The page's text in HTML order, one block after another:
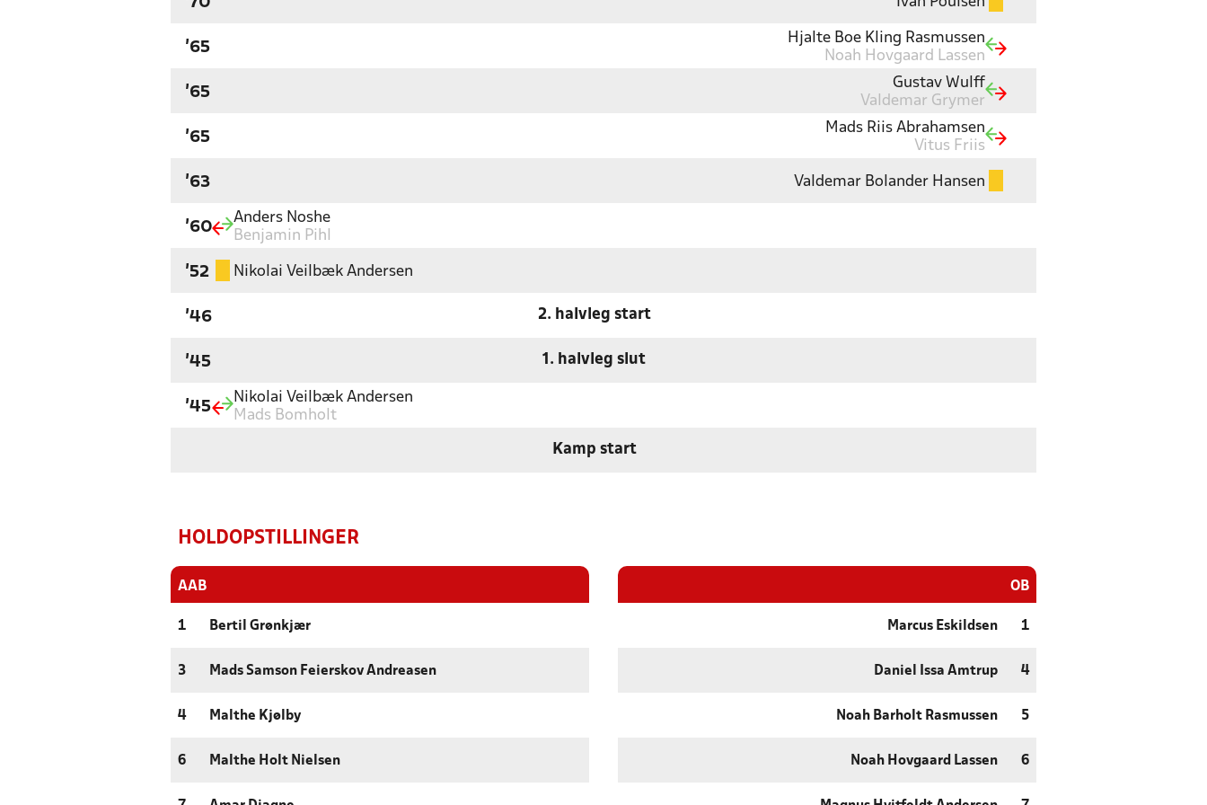
'70
'65
Hjalte Boe Kling Rasmussen
Noah Hovgaard Lassen
'65
Gustav Wulff
Valdemar Grymer
'65
Mads Riis Abrahamsen
Vitus Friis
'63 Valdemar Bolander Hansen
'60
Anders Noshe
Benjamin Pihl
'52 Nikolai Veilbæk Andersen
'46 2. halvleg start
'45 1. halvleg slut
'45
Nikolai Veilbæk Andersen
Mads Bomholt
Kamp start
HOLDOPSTILLINGER
AAB
1 Bertil Grønkjær
3 Mads Samson Feierskov Andreasen
4 Malthe Kjølby
6 Malthe Holt Nielsen
OB
Marcus Eskildsen 1
Daniel Issa Amtrup 4
Noah Barholt Rasmussen 5
Noah Hovgaard Lassen 6